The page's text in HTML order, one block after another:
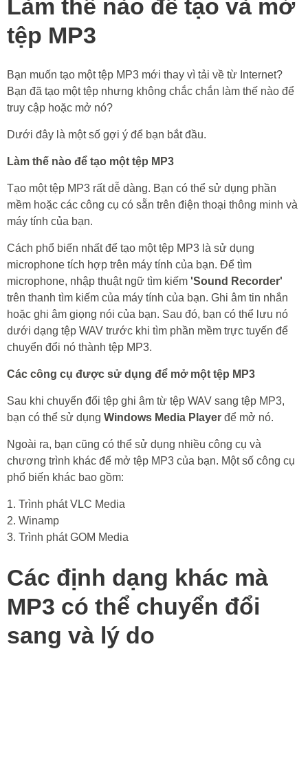
Làm thế nào để tạo và mở
tệp MP3
Bạn muốn tạo một tệp MP3 mới thay vì tải về từ Internet?
Bạn đã tạo một tệp nhưng không chắc chắn làm thế nào để
truy cập hoặc mở nó?
Dưới đây là một số gợi ý để bạn bắt đầu.
Làm thế nào để tạo một tệp MP3
Tạo một tệp MP3 rất dễ dàng. Bạn có thể sử dụng phần
mềm hoặc các công cụ có sẵn trên điện thoại thông minh và
máy tính của bạn.
Cách phổ biến nhất để tạo một tệp MP3 là sử dụng
microphone tích hợp trên máy tính của bạn. Để tìm
microphone, nhập thuật ngữ tìm kiếm 'Sound Recorder'
trên thanh tìm kiếm của máy tính của bạn. Ghi âm tin nhắn
hoặc ghi âm giọng nói của bạn. Sau đó, bạn có thể lưu nó
dưới dạng tệp WAV trước khi tìm phần mềm trực tuyến để
chuyển đổi nó thành tệp MP3.
Các công cụ được sử dụng để mở một tệp MP3
Sau khi chuyển đổi tệp ghi âm từ tệp WAV sang tệp MP3,
bạn có thể sử dụng Windows Media Player để mở nó.
Ngoài ra, bạn cũng có thể sử dụng nhiều công cụ và
chương trình khác để mở tệp MP3 của bạn. Một số công cụ
phổ biến khác bao gồm:
1. Trình phát VLC Media
2. Winamp
3. Trình phát GOM Media
Các định dạng khác mà
MP3 có thể chuyển đổi
sang và lý do